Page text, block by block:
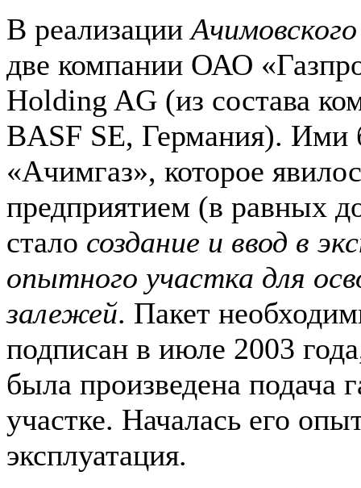
В реализации
две компании ОАО
Holding AG (из состава
BASF SE, Германия). Ими
«Ачимгаз», которое
предприятием (в равных
стало создание и ввод в
опытного участка для
залежей. Пакет
подписан в июле 2003
была произведена подача
участке. Началась его
эксплуатация.